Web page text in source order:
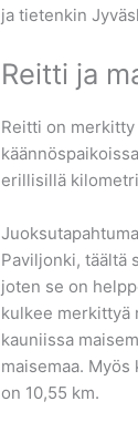
ja tietenkin
Reitti ja
Reitti on
erillisillä
Paviljonki, täältä
joten se on
kulkee merkittyä
kauniissa
maisemaa.
on 10,55 km.